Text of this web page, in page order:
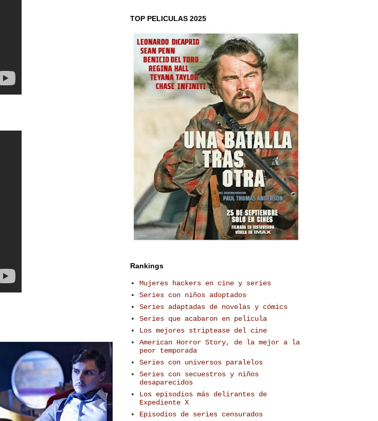
TOP PELICULAS 2025
Rankings
Mujeres hackers en cine y series
Series con niños adoptados
Series adaptadas de novelas y cómics
Series que acabaron en película
Los mejores striptease del cine
American Horror Story, de la mejor a la
peor temporada
Series con universos paralelos
Series con secuestros y niños
desaparecidos
Los episodios más delirantes de
Expediente X
Episodios de series censurados